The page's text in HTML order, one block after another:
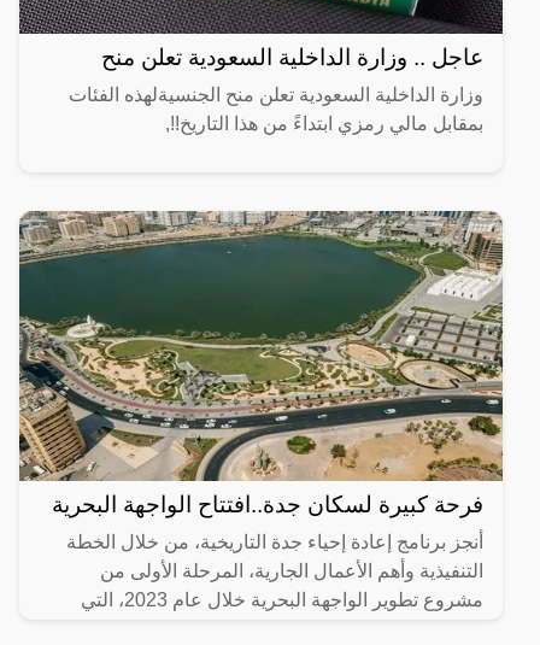
عاجل .. وزارة الداخلية السعودية تعلن منح
وزارة الداخلية السعودية تعلن منح الجنسيةلهذه الفئات
بمقابل مالي رمزي ابتداءً من هذا التاريخ!!,
فرحة كبيرة لسكان جدة..افتتاح الواجهة البحرية
أنجز برنامج إعادة إحياء جدة التاريخية، من خلال الخطة
التنفيذية وأهم الأعمال الجارية، المرحلة الأولى من
مشروع تطوير الواجهة البحرية خلال عام 2023، التي